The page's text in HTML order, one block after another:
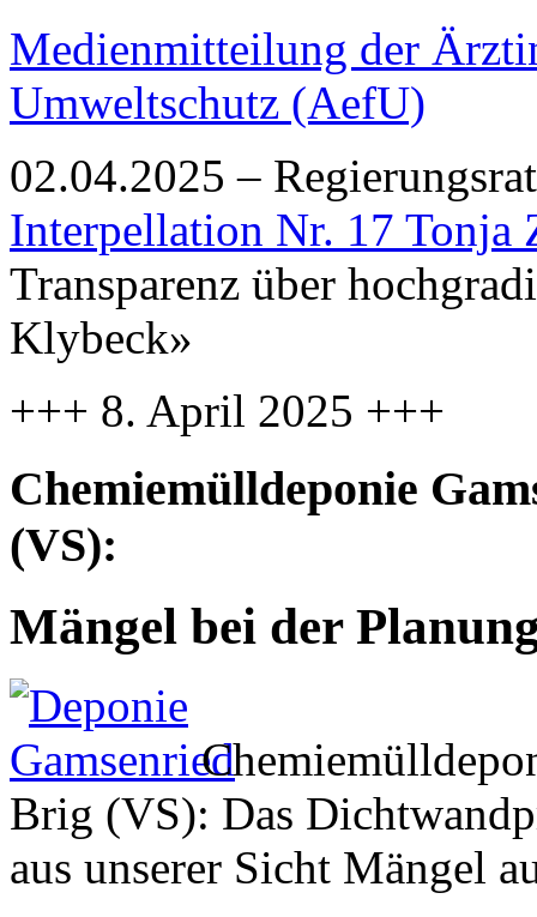
Medienmitteilung der
Umweltschutz (AefU)
02.04.2025 –
Interpellation Nr. 17 Tonja
Transparenz über
Klybeck»
+++ 8. April 2025 +++
Chemiemülldeponie
(VS):
Mängel bei der
Brig (VS): Das
aus unserer Sicht Mängel